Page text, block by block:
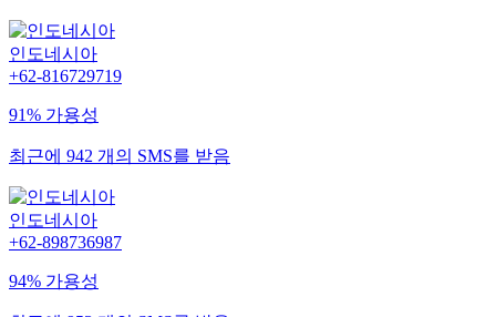
인도네시아
+62-816729719
91% 가용성
최근에 942 개의 SMS를 받음
인도네시아
+62-898736987
94% 가용성